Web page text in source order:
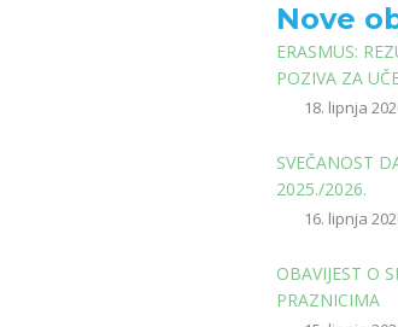
Nove
ERASMUS:
POZIVA ZA
18. lipnja
SVEČANOST
2025./2026.
16. lipnja
OBAVIJEST O
PRAZNICIMA